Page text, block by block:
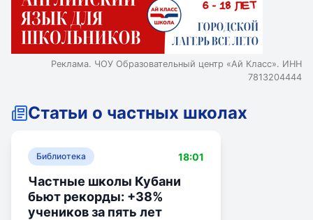
Реклама. ЧОУ Образовательный центр «Ай Класс». ИНН
7813204444
Статьи о частных школах
Библиотека 18:01
Частные школы Кубани
бьют рекорды: +38%
учеников за пять лет